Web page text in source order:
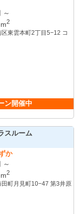
～
m2
東雲本町2丁目5−12 コ
ン開催中
スルーム
か
～
m2
田町月見町10−47 第3井原